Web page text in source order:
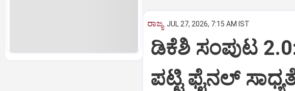
ರಾಜ್ಯ JUL 27, 2026, 7:15 AM IST
ಡಿಕೆಶಿ ಸಂಪುಟ
ಪಟ್ಟಿ ಫೈನಲ್‌